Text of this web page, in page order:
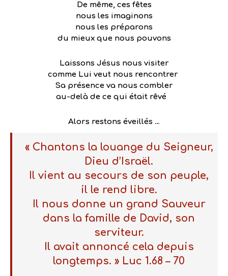
De même, ces fêtes
nous les imaginons
nous les préparons
du mieux que nous pouvons
Laissons Jésus nous visiter
comme Lui veut nous rencontrer
Sa présence va nous combler
au-delà de ce qui était rêvé
Alors restons éveillés …
« Chantons la louange du Seigneur,
Dieu d’Israël.
Il vient au secours de son peuple,
il le rend libre.
Il nous donne un grand Sauveur
dans la famille de David, son
serviteur.
Il avait annoncé cela depuis
longtemps. » Luc 1.68 – 70